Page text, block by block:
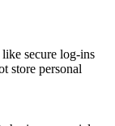
like secure log-ins
store personal